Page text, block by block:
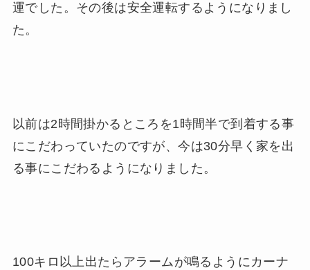
運でした。その後は安全運転するようになりまし
た。
以前は2時間掛かるところを1時間半で到着する事
にこだわっていたのですが、今は30分早く家を出
る事にこだわるようになりました。
100キロ以上出たらアラームが鳴るようにカーナ